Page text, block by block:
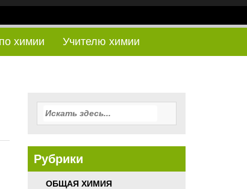
химии Учителю химии
Рубрики
ОБЩАЯ ХИМИЯ